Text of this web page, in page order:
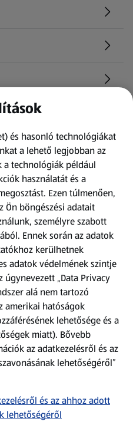
applikációt!
és hasonló technológiákat
a lehető legjobban az
a technológiák például
használatát és a
Ezen túlmenően,
Ön böngészési adatait
személyre szabott
Ennek során az adatok
kerülhetnek
adatok védelmének szintje
úgynevezett „Data Privacy
alá nem tartozó
amerikai hatóságok
lehetősége és a
miatt). Bővebb
az adatkezelésről és az
lehetőségéről”
és az ahhoz adott
lehetőségéről